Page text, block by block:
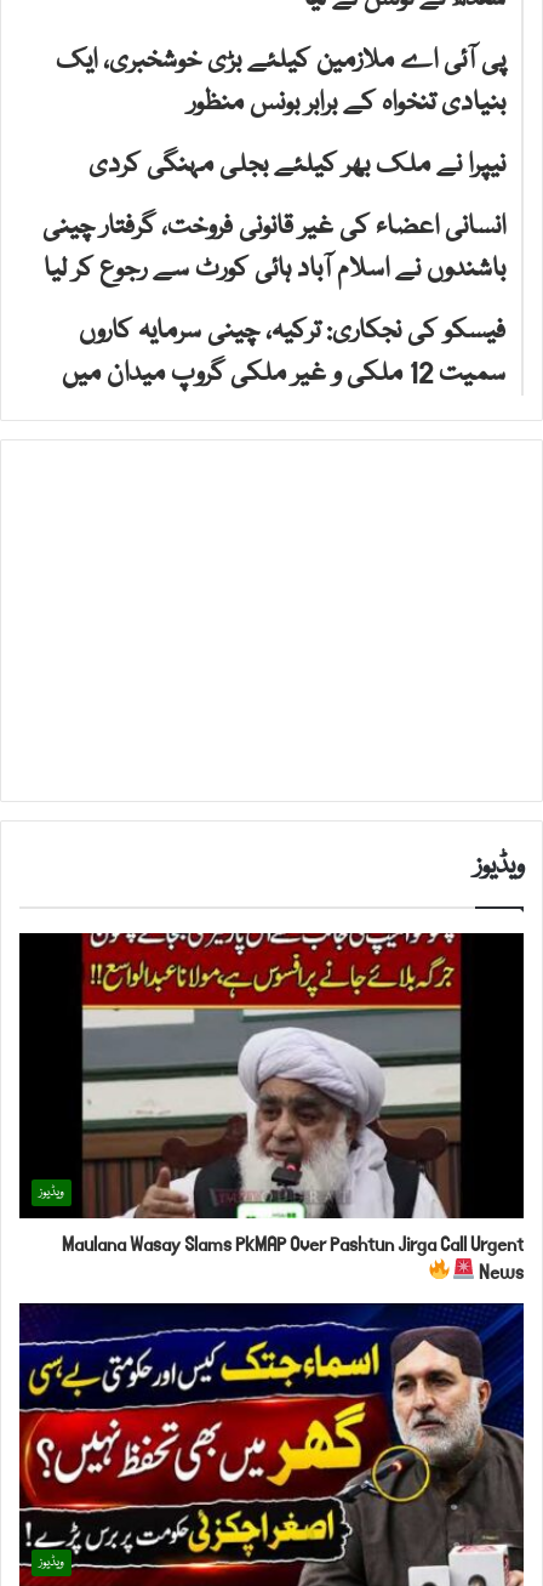
پی آئی اے ملازمین کیلئے بڑی خوشخبری، ایک
بنیادی تنخواہ کے برابر بونس منظور
نیپرا نے ملک بھر کیلئے بجلی مہنگی کردی
انسانی اعضاء کی غیر قانونی فروخت، گرفتار چینی
باشندوں نے اسلام آباد ہائی کورٹ سے رجوع کر لیا
فیسکو کی نجکاری: ترکیہ، چینی سرمایہ کاروں
سمیت 12 ملکی و غیر ملکی گروپ میدان میں
ویڈیوز
ویڈیوز
Maulana Wasay Slams PkMAP Over Pashtun Jirga Call Urgent
News
ویڈیوز